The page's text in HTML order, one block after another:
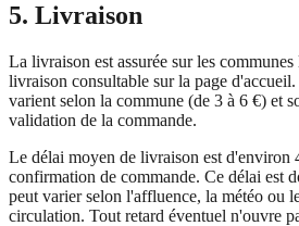
5. Livraison
La livraison est assurée sur les communes
livraison consultable sur la page
varient selon la commune (de 3 à 6 €) et
validation de la commande.
Le délai moyen de livraison est d'environ
confirmation de commande. Ce délai est
peut varier selon l'affluence, la météo ou
circulation. Tout retard éventuel n'ouvre